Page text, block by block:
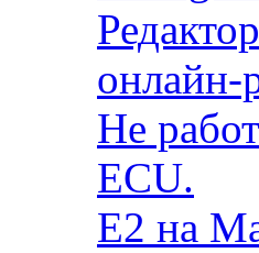
онлайн-
Не
ECU.
E2 на